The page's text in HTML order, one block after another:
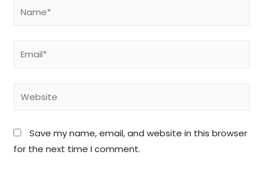
Save my name, email, and website in this browser
for the next time I comment.